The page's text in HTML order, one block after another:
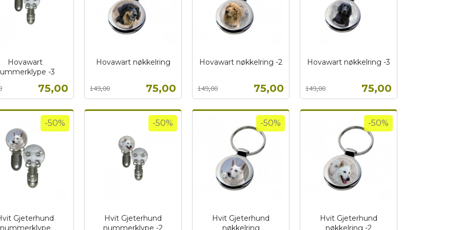
Hovawart
-3
Tilbud
75,00
Hovawart nøkkelring
Tilbud
75,00
149,00
Hovawart nøkkelring -2
Tilbud
75,00
149,00
Hovawart nøkkelring -3
Tilbud
75,00
149,00
Gjeterhund
nummerklype
-50%
Hvit Gjeterhund
nummerklype -2
-50%
Hvit Gjeterhund
nøkkelring
-50%
Hvit Gjeterhund
nøkkelring -2
-50%